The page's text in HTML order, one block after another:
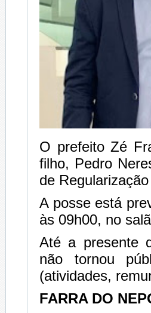
O prefeito Zé
filho, Pedro
de
A posse está
às 09h00, no
Até a presente
não tornou
(atividades,
FARRA DO